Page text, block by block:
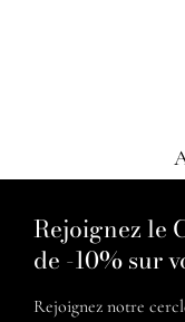
Rejoignez le
de -10% sur
Rejoignez notre